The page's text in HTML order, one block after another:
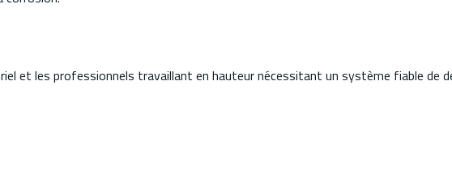
et les professionnels travaillant en hauteur nécessitant un système fiable de